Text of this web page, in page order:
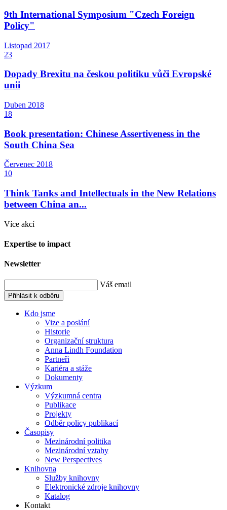
9th International Symposium "Czech Foreign
Policy"
Listopad 2017
23
Dopady Brexitu na českou politiku vůči Evropské
unii
Duben 2018
18
Book presentation: Chinese Assertiveness in the
South China Sea
Červenec 2018
10
Think Tanks and Intellectuals in the New Relations
between China an...
Více akcí
Expertise to impact
Newsletter
Váš email
Přihlásit k odběru
Kdo jsme
Vize a poslání
Historie
Organizační struktura
Anna Lindh Foundation
Partneři
Kariéra a stáže
Dokumenty
Výzkum
Výzkumná centra
Publikace
Projekty
Odběr policy publikací
Časopisy
Mezinárodní politika
Mezinárodní vztahy
New Perspectives
Knihovna
Služby knihovny
Elektronické zdroje knihovny
Katalog
Kontakt